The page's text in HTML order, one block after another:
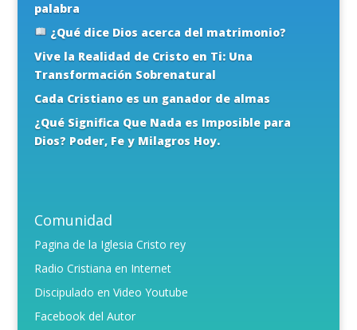
palabra
¿Qué dice Dios acerca del matrimonio?
Vive la Realidad de Cristo en Ti: Una
Transformación Sobrenatural
Cada Cristiano es un ganador de almas
¿Qué Significa Que Nada es Imposible para
Dios? Poder, Fe y Milagros Hoy.
Comunidad
Pagina de la Iglesia Cristo rey
Radio Cristiana en Internet
Discipulado en Video Youtube
Facebook del Autor